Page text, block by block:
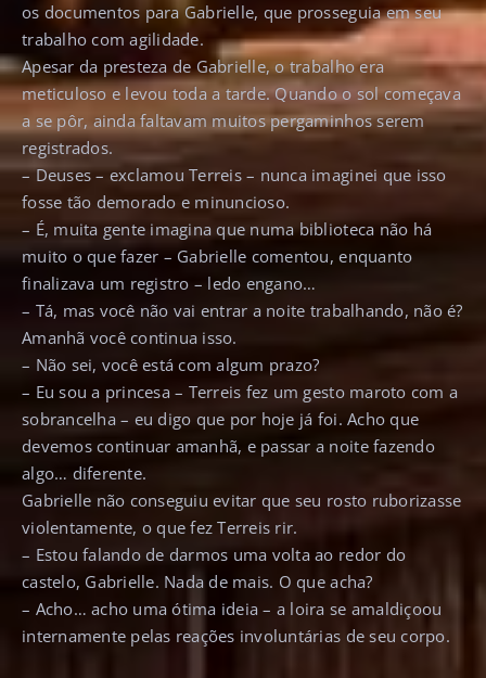
os documentos para Gabrielle, que prosseguia em seu
trabalho com agilidade.
Apesar da presteza de Gabrielle, o trabalho era
meticuloso e levou toda a tarde. Quando o sol começava
a se pôr, ainda faltavam muitos pergaminhos serem
registrados.
– Deuses – exclamou Terreis – nunca imaginei que isso
fosse tão demorado e minuncioso.
– É, muita gente imagina que numa biblioteca não há
muito o que fazer – Gabrielle comentou, enquanto
finalizava um registro – ledo engano…
– Tá, mas você não vai entrar a noite trabalhando, não é?
Amanhã você continua isso.
– Não sei, você está com algum prazo?
– Eu sou a princesa – Terreis fez um gesto maroto com a
sobrancelha – eu digo que por hoje já foi. Acho que
devemos continuar amanhã, e passar a noite fazendo
algo… diferente.
Gabrielle não conseguiu evitar que seu rosto ruborizasse
violentamente, o que fez Terreis rir.
– Estou falando de darmos uma volta ao redor do
castelo, Gabrielle. Nada de mais. O que acha?
– Acho… acho uma ótima ideia – a loira se amaldiçoou
internamente pelas reações involuntárias de seu corpo.